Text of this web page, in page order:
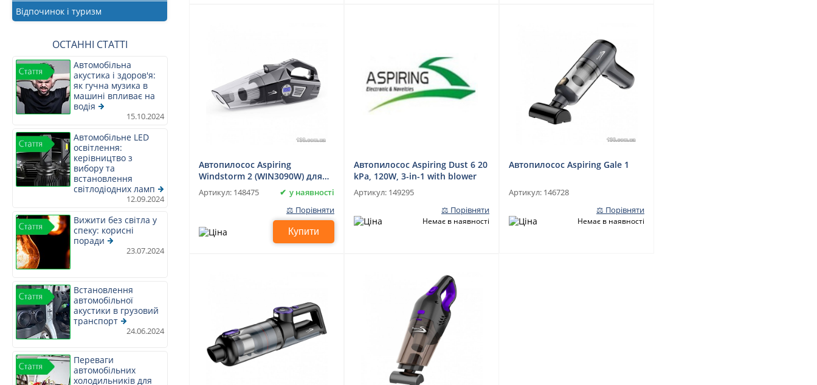
Відпочинок і туризм
ОСТАННІ СТАТТІ
Автомобільна
акустика і здоров'я:
як гучна музика в
машині впливає на
водія
15.10.2024
Автомобільне LED
освітлення:
керівництво з
вибору та
встановлення
світлодіодних ламп
12.09.2024
Вижити без світла у
спеку: корисні
поради
23.07.2024
Встановлення
автомобільної
акустики в грузовий
транспорт
24.06.2024
Переваги
автомобільних
холодильників для
Автопилосос Aspiring
Windstorm 2 (WIN3090W) для
сухого та вологого
прибирання
Артикул: 148475
у наявності
⚖ Порівняти
Купити
Автопилосос Aspiring Dust 6 20
kPa, 120W, 3-in-1 with blower
Артикул: 149295
⚖ Порівняти
Немає в наявності
Автопилосос Aspiring Gale 1
Артикул: 146728
⚖ Порівняти
Немає в наявності